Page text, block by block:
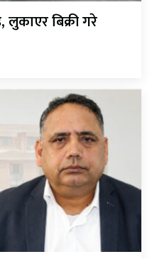
लुकाएर बिक्री गरे